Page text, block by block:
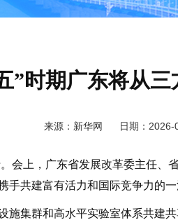
”时期广东将从
来源：新华网 日期：
上，广东省发展改革委主任、
共建富有活力和国际竞争力的一
集群和高水平实验室体系共建